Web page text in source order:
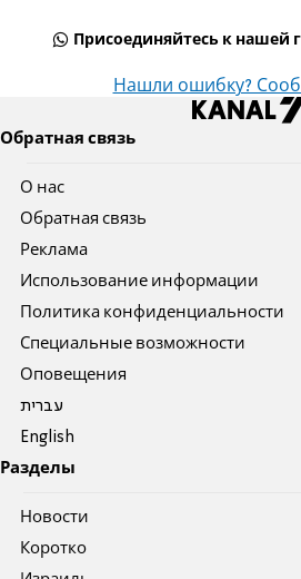
Присоединяйтесь к нашей
Нашли ошибку?
Обратная связь
О нас
Обратная связь
Реклама
Использование информации
Политика конфиденциальности
Специальные возможности
Оповещения
עברית
English
Разделы
Новости
Коротко